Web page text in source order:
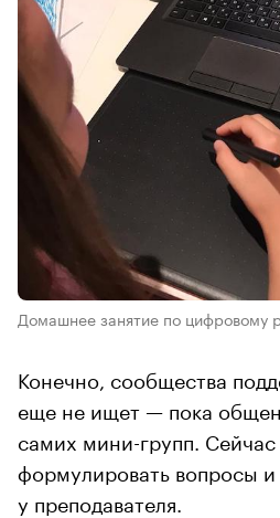
Домашнее занятие по цифровому
Конечно, сообщества
еще не ищет — пока
самих мини-групп. Сейчас
формулировать вопросы
у преподавателя.